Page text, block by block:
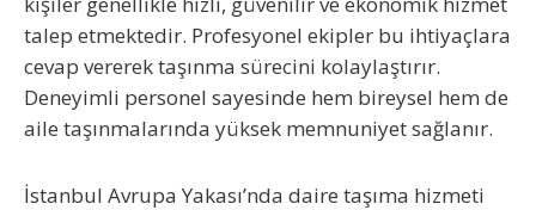
talep etmektedir. Profesyonel ekipler bu ihtiyaçlara
cevap vererek taşınma sürecini kolaylaştırır.
Deneyimli personel sayesinde hem bireysel hem de
aile taşınmalarında yüksek memnuniyet sağlanır.
İstanbul Avrupa Yakası’nda daire taşıma hizmeti